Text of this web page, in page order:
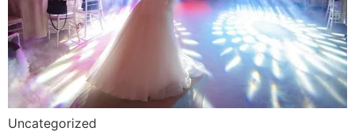
Uncategorized